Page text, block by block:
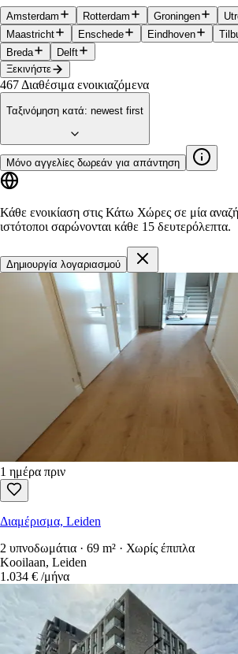
Amsterdam Rotterdam Groningen
Maastricht
Enschede Eindhoven
Breda
Delft
Ξεκινήστε
467 Διαθέσιμα ενοικιαζόμενα
Ταξινόμηση κατά: newest first
Μόνο αγγελίες δωρεάν για απάντηση
Κάθε ενοικίαση στις Κάτω Χώρες σε μία
ιστότοποι σαρώνονται κάθε 15 δευτερόλεπτα.
Δημιουργία λογαριασμού
1 ημέρα πριν
Διαμέρισμα, Leiden
2 υπνοδωμάτια · 69 m² · Χωρίς έπιπλα
Kooilaan, Leiden
1.034 € /μήνα